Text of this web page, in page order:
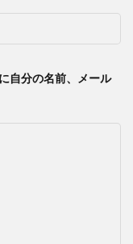
自分の名前、メール